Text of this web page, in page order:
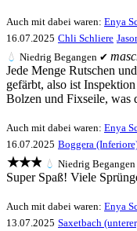
Auch mit dabei waren: Enya
16.07.2025 Chli Schliere
💧 Niedrig Begangen ✔
Jede Menge Rutschen
gefärbt, also ist
Bolzen und Fixseile, was
Auch mit dabei waren: Enya
16.07.2025 Boggera
★★★ 💧 Niedrig
Super Spaß! Viele
Auch mit dabei waren: Enya
13.07.2025 Saxetbach